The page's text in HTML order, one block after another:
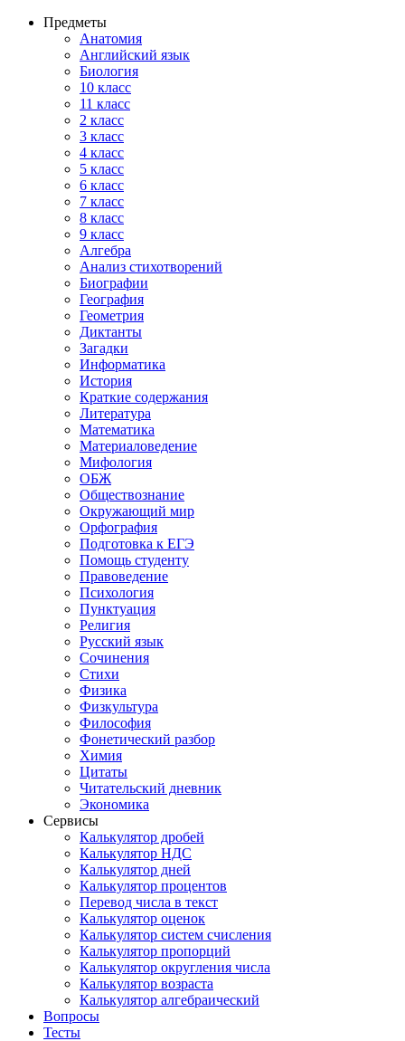
Предметы
Анатомия
Английский язык
Биология
10 класс
11 класс
2 класс
3 класс
4 класс
5 класс
6 класс
7 класс
8 класс
9 класс
Алгебра
Анализ стихотворений
Биографии
География
Геометрия
Диктанты
Загадки
Информатика
История
Краткие содержания
Литература
Математика
Материаловедение
Мифология
ОБЖ
Обществознание
Окружающий мир
Орфография
Подготовка к ЕГЭ
Помощь студенту
Правоведение
Психология
Пунктуация
Религия
Русский язык
Сочинения
Стихи
Физика
Физкультура
Философия
Фонетический разбор
Химия
Цитаты
Читательский дневник
Экономика
Сервисы
Калькулятор дробей
Калькулятор НДС
Калькулятор дней
Калькулятор процентов
Перевод числа в текст
Калькулятор оценок
Калькулятор систем счисления
Калькулятор пропорций
Калькулятор округления числа
Калькулятор возраста
Калькулятор алгебраический
Вопросы
Тесты